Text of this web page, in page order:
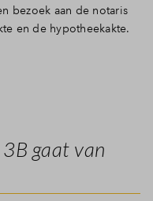
bezoek aan de notaris
en de hypotheekakte.
gaat van